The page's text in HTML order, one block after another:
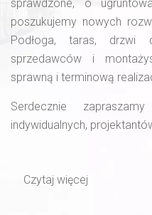
sprawdzone, o
poszukujemy nowych
Podłoga, taras, drzwi
sprzedawców i
sprawną i terminową
Serdecznie
indywidualnych,
Czytaj więcej